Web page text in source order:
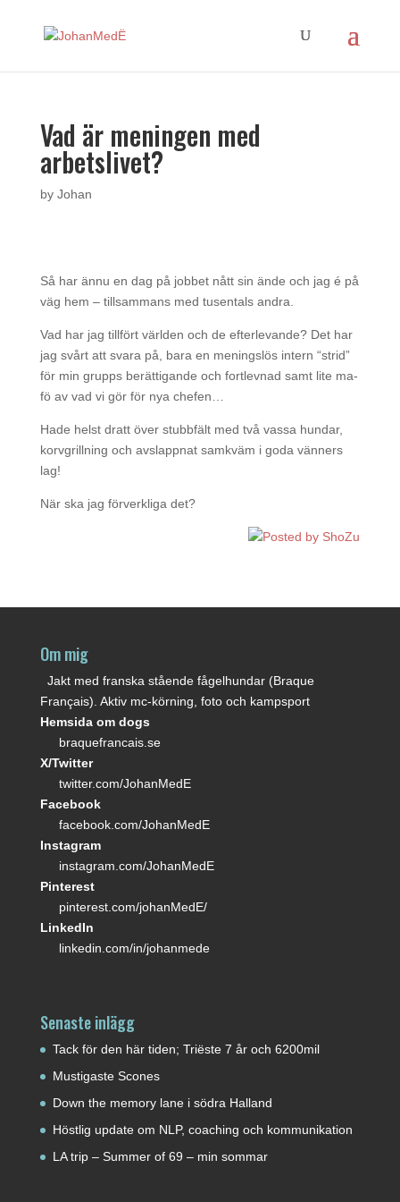
Vad är meningen med
arbetslivet?
by Johan
Så har ännu en dag på jobbet nått sin ände och jag é på
väg hem – tillsammans med tusentals andra.
Vad har jag tillfört världen och de efterlevande? Det har
jag svårt att svara på, bara en meningslös intern “strid”
för min grupps berättigande och fortlevnad samt lite ma-
fö av vad vi gör för nya chefen…
Hade helst dratt över stubbfält med två vassa hundar,
korvgrillning och avslappnat samkväm i goda vänners
lag!
När ska jag förverkliga det?
Om mig
Jakt med franska stående fågelhundar (Braque
Français). Aktiv mc-körning, foto och kampsport
Hemsida om dogs
braquefrancais.se
X/Twitter
twitter.com/JohanMedE
Facebook
facebook.com/JohanMedE
Instagram
instagram.com/JohanMedE
Pinterest
pinterest.com/johanMedE/
LinkedIn
linkedin.com/in/johanmede
Senaste inlägg
Tack för den här tiden; Triëste 7 år och 6200mil
Mustigaste Scones
Down the memory lane i södra Halland
Höstlig update om NLP, coaching och kommunikation
LA trip – Summer of 69 – min sommar